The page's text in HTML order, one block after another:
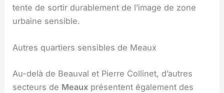
tente de sortir durablement de l’image de zone
urbaine sensible.
Autres quartiers sensibles de Meaux
Au-delà de Beauval et Pierre Collinet, d’autres
secteurs de Meaux présentent également des